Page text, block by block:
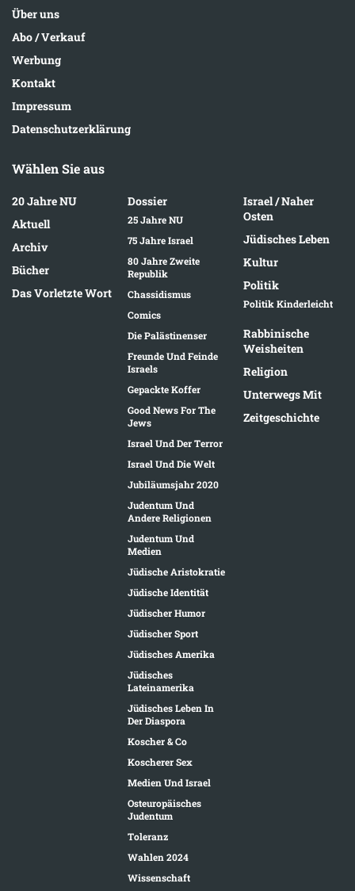
Über uns
Abo / Verkauf
Werbung
Kontakt
Impressum
Datenschutzerklärung
Wählen Sie aus
20 Jahre NU
Aktuell
Archiv
Bücher
Das Vorletzte Wort
Dossier
25 Jahre NU
75 Jahre Israel
80 Jahre Zweite
Republik
Chassidismus
Comics
Die Palästinenser
Freunde Und Feinde
Israels
Gepackte Koffer
Good News For The
Jews
Israel Und Der Terror
Israel Und Die Welt
Jubiläumsjahr 2020
Judentum Und
Andere Religionen
Judentum Und
Medien
Jüdische Aristokratie
Jüdische Identität
Jüdischer Humor
Jüdischer Sport
Jüdisches Amerika
Jüdisches
Lateinamerika
Jüdisches Leben In
Der Diaspora
Koscher & Co
Koscherer Sex
Medien Und Israel
Osteuropäisches
Judentum
Toleranz
Wahlen 2024
Wissenschaft
Israel / Naher
Osten
Jüdisches Leben
Kultur
Politik
Politik Kinderleicht
Rabbinische
Weisheiten
Religion
Unterwegs Mit
Zeitgeschichte